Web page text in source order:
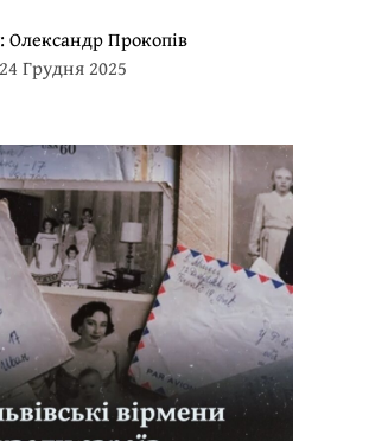
Олександр Прокопів
Грудня 2025